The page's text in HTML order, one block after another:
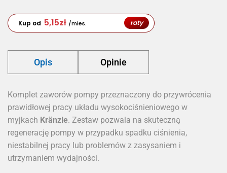
Kup od 5,15zł /mies. raty
Opis Opinie
Komplet zaworów pompy przeznaczony do przywrócenia
prawidłowej pracy układu wysokociśnieniowego w
myjkach Kränzle. Zestaw pozwala na skuteczną
regenerację pompy w przypadku spadku ciśnienia,
niestabilnej pracy lub problemów z zasysaniem i
utrzymaniem wydajności.